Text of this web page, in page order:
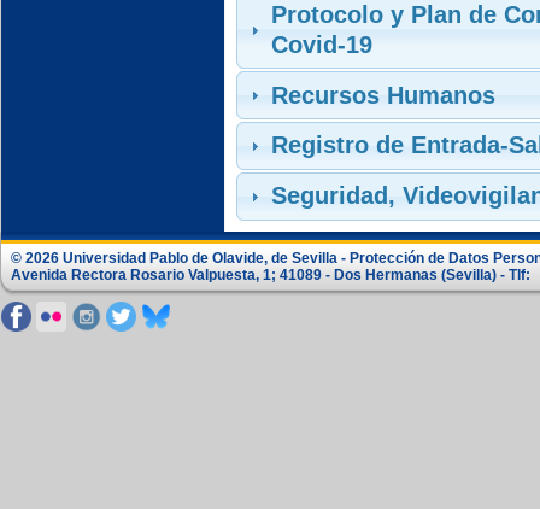
Protocolo y Plan de
Covid-19
Recursos Humanos
Registro de Entrada-
Seguridad,
© 2026 Universidad Pablo de Olavide, de Sevilla - Protección de Datos
Avenida Rectora Rosario Valpuesta, 1; 41089 - Dos Hermanas (Sevilla) - Tlf: